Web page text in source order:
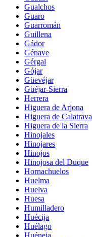
Gualchos
Guaro
Guarromán
Guillena
Gádor
Génave
Gérgal
Gójar
Güevéjar
Güéjar-Sierra
Herrera
Higuera de Arjona
Higuera de Calatrava
Higuera de la Sierra
Hinojales
Hinojares
Hinojos
Hinojosa del Duque
Hornachuelos
Huelma
Huelva
Huesa
Humilladero
Huécija
Huélago
Huéneja